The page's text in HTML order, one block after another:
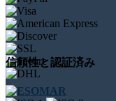
信頼性と認証済み